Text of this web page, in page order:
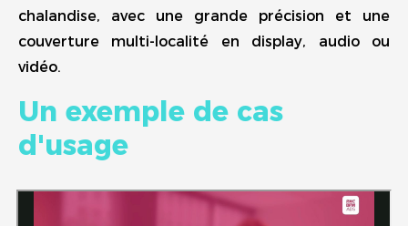
chalandise, avec une grande précision et une
couverture multi-localité en display, audio ou
vidéo.
Un exemple de cas
d'usage